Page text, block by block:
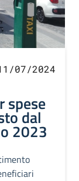
07/2024
spese
dal
2023